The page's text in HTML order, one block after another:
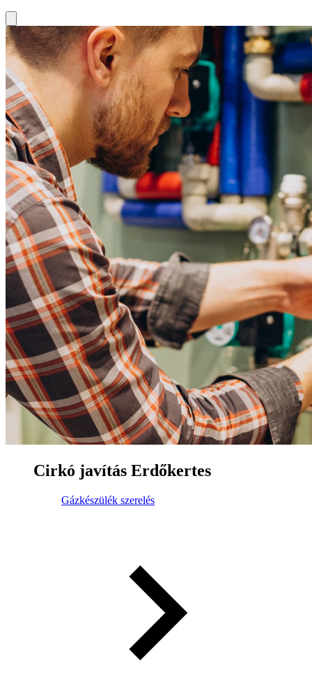
Cirkó javítás Erdőkertes
Gázkészülék szerelés